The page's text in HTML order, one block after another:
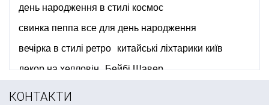
день народження в стилі космос
свинка пеппа все для день народження
вечірка в стилі ретро
китайські ліхтарики київ
декор на хелловін Бейбі Шавер
листівки купити україна
КОНТАКТИ